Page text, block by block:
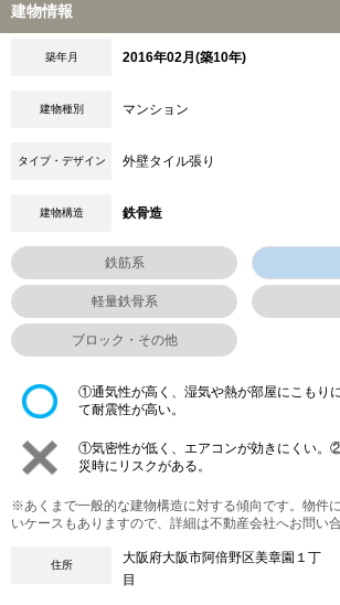
建物情報
築年月 2016年02月(築10年)
建物種別 マンション
タイプ・デザイン 外壁タイル張り
建物構造 鉄骨造
鉄筋系
軽量鉄骨系
ブロック・その他
①通気性が高く、湿気や熱が部屋にこもり
て耐震性が高い。
①気密性が低く、エアコンが効きにくい。
災時にリスクがある。
※あくまで一般的な建物構造に対する傾向です。物件
いケースもありますので、詳細は不動産会社へお問い
住所
大阪府大阪市阿倍野区美章園１丁
目